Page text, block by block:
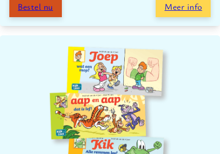
Bestel nu Meer info